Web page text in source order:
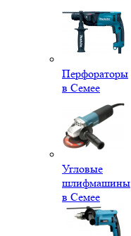
Перфораторы
в Семее
Угловые
шлифмашины
в Семее